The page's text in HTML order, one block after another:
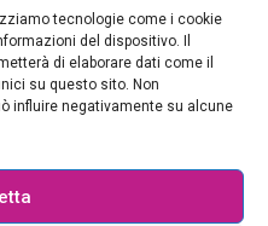
tecnologie come i cookie
del dispositivo. Il
di elaborare dati come il
su questo sito. Non
influire negativamente su alcune
2026
V S
1
2
14 15
16